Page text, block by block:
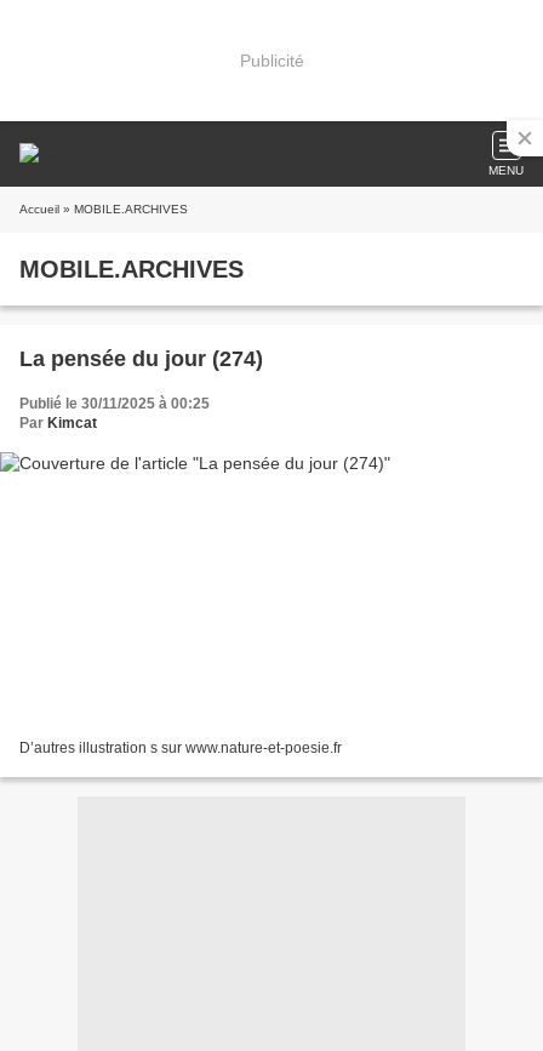
Publicité
MENU
Accueil » MOBILE.ARCHIVES
MOBILE.ARCHIVES
La pensée du jour (274)
Publié le 30/11/2025 à 00:25
Par Kimcat
D’autres illustration s sur www.nature-et-poesie.fr